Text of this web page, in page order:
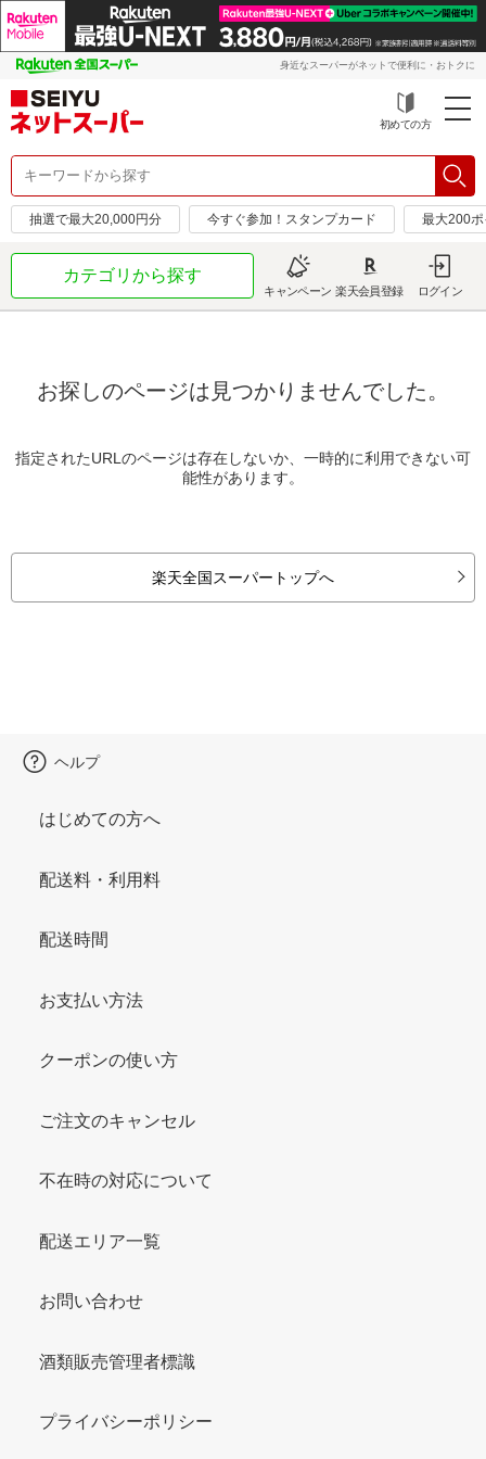
身近なスーパーがネットで便利に・おトクに
初めての方
抽選で最大20,000円分 今すぐ参加！スタンプカード 最大200
カテゴリから探す
キャンペーン 楽天会員登録 ログイン
お探しのページは見つかりませんでした。
指定されたURLのページは存在しないか、一時的に利用できない可
能性があります。
楽天全国スーパートップへ
ヘルプ
はじめての方へ
配送料・利用料
配送時間
お支払い方法
クーポンの使い方
ご注文のキャンセル
不在時の対応について
配送エリア一覧
お問い合わせ
酒類販売管理者標識
プライバシーポリシー